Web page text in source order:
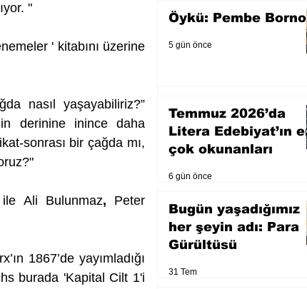
"
' kitabını üzerine
nasıl yaşayabiliriz?”
derinine inince daha
sonrası bir çağda mı,
ile Ali Bulunmaz, Peter
1867’de yayımladığı
burada 'Kapital Cilt 1'i
Öykü: Pembe
5 gün önce
Temmuz 2026’da
Litera Edebiyat’ın
çok okunanları
6 gün önce
Bugün yaşadığımız
her şeyin adı: Para
Gürültüsü
31 Tem